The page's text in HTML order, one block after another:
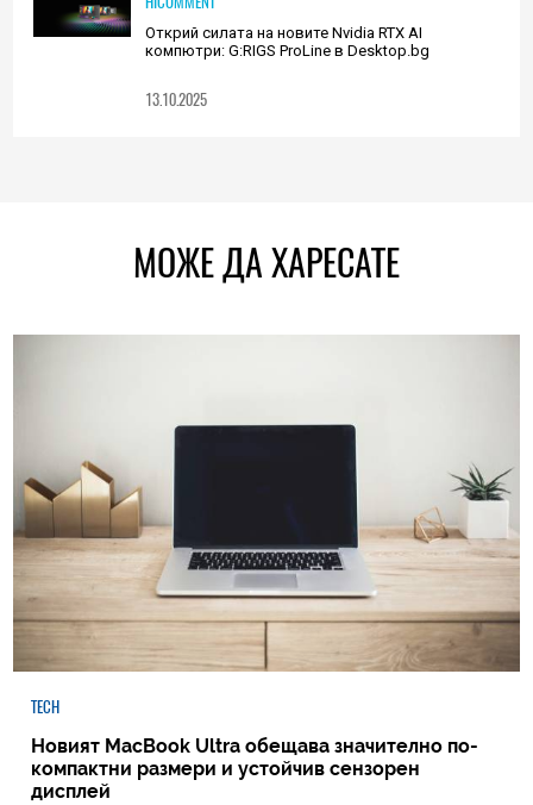
Открий силата на новите Nvidia RTX AI
компютри: G:RIGS ProLine в Desktop.bg
13.10.2025
МОЖЕ ДА ХАРЕСАТЕ
TECH
Новият MacBook Ultra обещава значително по-
компактни размери и устойчив сензорен
дисплей